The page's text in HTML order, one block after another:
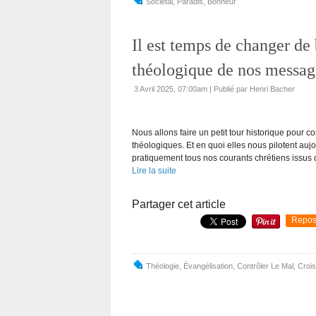
Il est temps de changer
théologique de nos
3 Avril 2025, 07:00am | Publié par Henri Bacher
Nous allons faire un petit tour historique pour
théologiques. Et en quoi elles nous pilotent
pratiquement tous nos courants chrétiens issus
Lire la suite
Partager cet article
Théologie Évangélisation Contrôler Le Mal